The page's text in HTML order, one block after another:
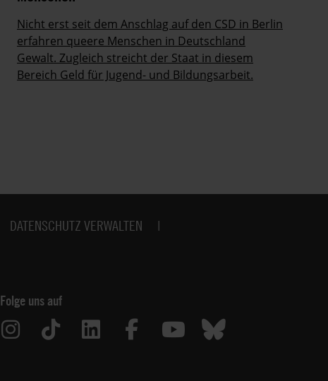
Nicht erst seit dem Anschlag auf den CSD in Berlin
erfahren queere Menschen in Deutschland
Gewalt. Zugleich streicht der Staat in diesem
Bereich Geld für Jugend- und Bildungsarbeit.
DATENSCHUTZ VERWALTEN
Folge uns auf